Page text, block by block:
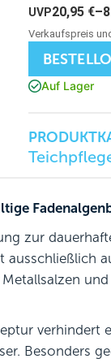
20,95 €–
Auf Lager
zur
verhindert
Besonders